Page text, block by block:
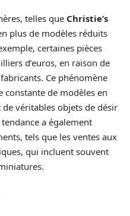
telles que Christie’s
plus de modèles réduits
certaines pièces
d’euros, en raison de
Ce phénomène
constante de modèles en
véritables objets de désir
a également
tels que les ventes aux
qui incluent souvent